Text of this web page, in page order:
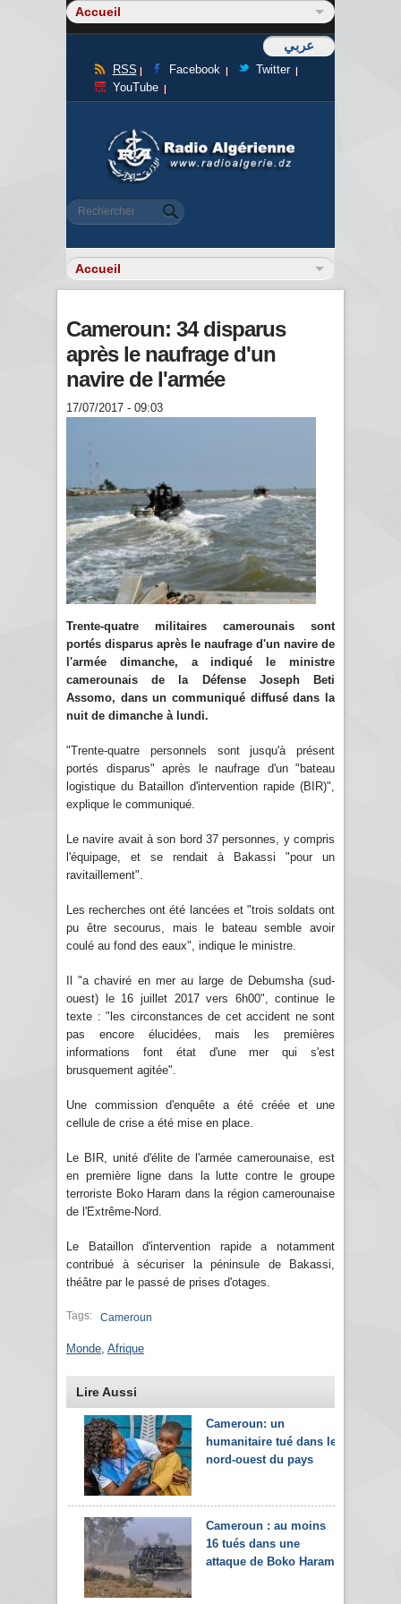
عربي
RSS Facebook
Twitter
YouTube
Formulaire de recherche
Rechercher
Cameroun: 34 disparus
après le naufrage d'un
navire de l'armée
17/07/2017 - 09:03
Trente-quatre militaires camerounais sont
portés disparus après le naufrage d'un navire de
l'armée dimanche, a indiqué le ministre
camerounais de la Défense Joseph Beti
Assomo, dans un communiqué diffusé dans la
nuit de dimanche à lundi.
"Trente-quatre personnels sont jusqu'à présent
portés disparus" après le naufrage d'un "bateau
logistique du Bataillon d'intervention rapide (BIR)",
explique le communiqué.
Le navire avait à son bord 37 personnes, y compris
l'équipage, et se rendait à Bakassi "pour un
ravitaillement".
Les recherches ont été lancées et "trois soldats ont
pu être secourus, mais le bateau semble avoir
coulé au fond des eaux", indique le ministre.
Il "a chaviré en mer au large de Debumsha (sud-
ouest) le 16 juillet 2017 vers 6h00", continue le
texte : "les circonstances de cet accident ne sont
pas encore élucidées, mais les premières
informations font état d'une mer qui s'est
brusquement agitée".
Une commission d'enquête a été créée et une
cellule de crise a été mise en place.
Le BIR, unité d'élite de l'armée camerounaise, est
en première ligne dans la lutte contre le groupe
terroriste Boko Haram dans la région camerounaise
de l'Extrême-Nord.
Le Bataillon d'intervention rapide a notamment
contribué à sécuriser la péninsule de Bakassi,
théâtre par le passé de prises d'otages.
Tags: Cameroun
Monde Afrique
Lire Aussi
Cameroun: un
humanitaire tué dans le
nord-ouest du pays
Cameroun : au moins
16 tués dans une
attaque de Boko Haram